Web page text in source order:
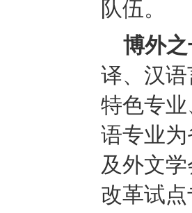
队伍。
博外
译、汉
特色专
语专业
及外文
改革试